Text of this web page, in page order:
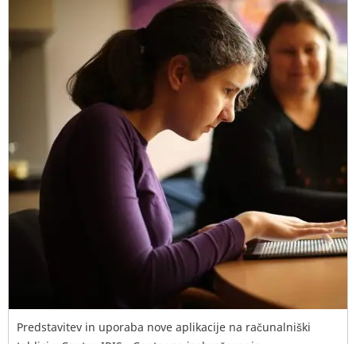
Predstavitev in uporaba nove aplikacije na računalniški